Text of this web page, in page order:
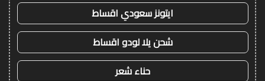
ايتونز سعودي اقساط
شحن يلا لودو اقساط
حناء شعر